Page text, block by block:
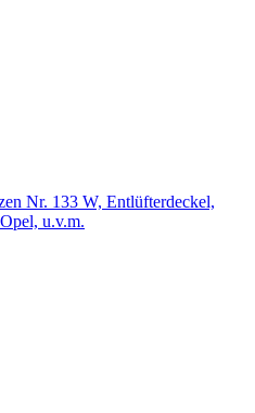
Nr. 133 W, Entlüfterdeckel,
u.v.m.